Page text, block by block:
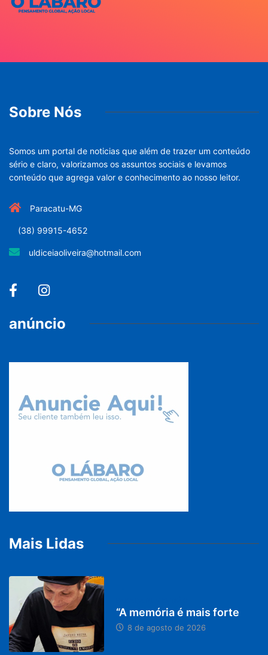
Sobre Nós
Somos um portal de noticias que além de trazer um conteúdo
sério e claro, valorizamos os assuntos sociais e levamos
conteúdo que agrega valor e conhecimento ao nosso leitor.
Paracatu-MG
(38) 99915-4652
uldiceiaoliveira@hotmail.com
anúncio
Mais Lidas
“A memória é mais forte
8 de agosto de 2026